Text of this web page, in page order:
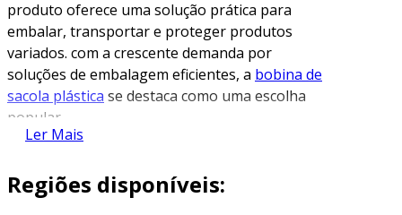
produto oferece uma solução prática para
embalar, transportar e proteger produtos
variados. com a crescente demanda por
soluções de embalagem eficientes, a bobina de
sacola plástica se destaca como uma escolha
popular.
plástica
Ler Mais
Regiões disponíveis: